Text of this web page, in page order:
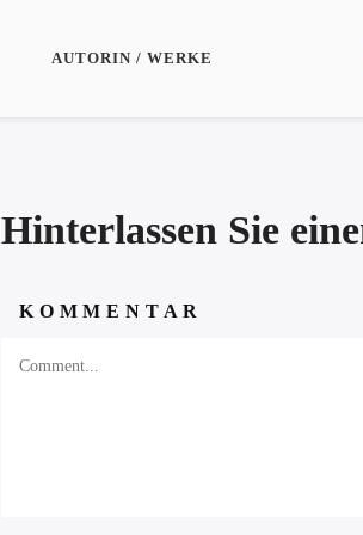
AUTORIN / WERKE
Hinterlassen Sie
KOMMENTAR